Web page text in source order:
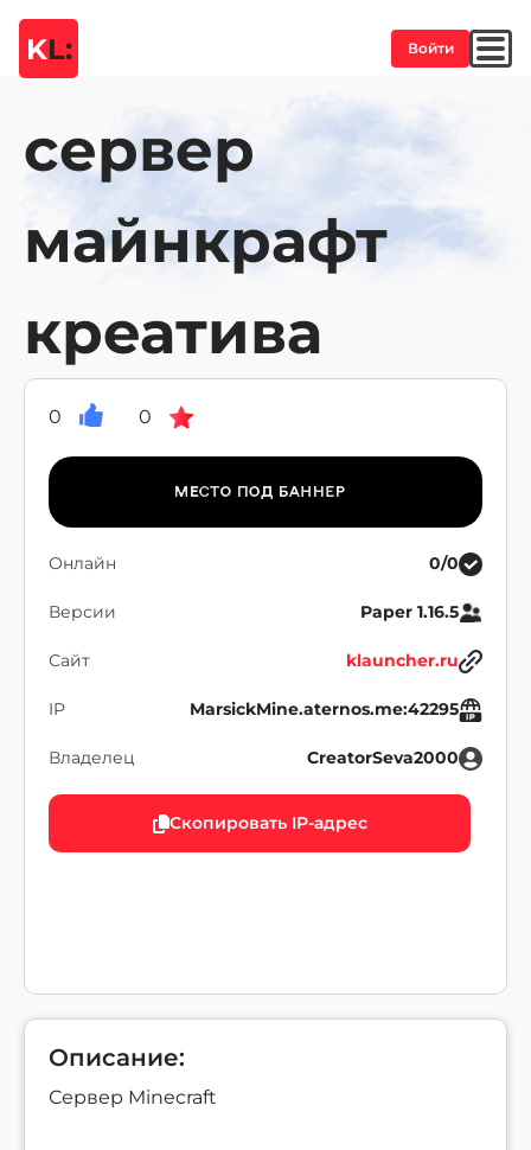
KL: Войти
сервер
майнкрафт
креатива
0 0
Онлайн 0/0
Версии Paper 1.16.5
Сайт klauncher.ru
IP MarsickMine.aternos.me:42295
Владелец CreatorSeva2000
Скопировать IP-адрес
Описание:
Сервер Minecraft